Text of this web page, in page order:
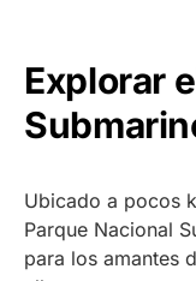
Explorar
Ubicado a pocos
Parque Nacional
para los amantes